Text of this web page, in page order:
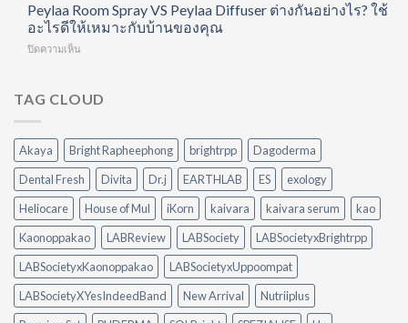
หนึ่ง
เดียว
ทำได้
เอง
ตื่น
มา
สดชื่น
เสร็จ
แต่
ครัว
5
คราบ
น้ำมัน
ไม่
ต้อง
ออกแรง
ขัด
Peylaa Room Spray VS Peylaa Diffuser ต่างกันอย่างไร? ใช้
อะไรดีให้เหมาะกับบ้านของคุณ
ปิดความเห็น
Spray
Diffuser
ต่าง
กัน
อย่างไร?
ใช้
อะไร
ดี
ให้
เหมาะ
กับ
บ้าน
ของ
TAG CLOUD
Akaya Bright Rapheephong brightrpp
Dagoderma
Dental Fresh
Divita Dr.j EARTHLAB ES
exology
Heliocare
House of Mul iKorn kaivara kaivara serum
kao
Kaonoppakao
LABReview LABSociety
LABSocietyxBrightrpp
LABSocietyxKaonoppakao
LABSocietyxUppoompat
LABSocietyXYesIndeedBand
New Arrival
Nutriiplus